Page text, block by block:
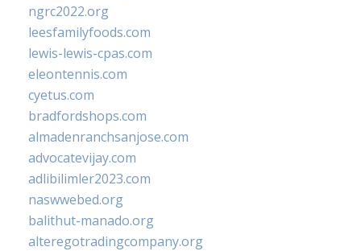
ngrc2022.org
leesfamilyfoods.com
lewis-lewis-cpas.com
eleontennis.com
cyetus.com
bradfordshops.com
almadenranchsanjose.com
advocatevijay.com
adlibilimler2023.com
naswwebed.org
balithut-manado.org
alteregotradingcompany.org